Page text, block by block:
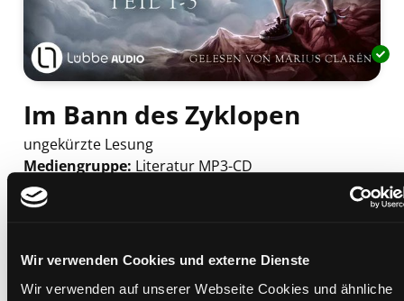
Wir verwenden Cookies und externe Dienste
Wir verwenden auf unserer Webseite Cookies und ähnliche
Im Bann des Zyklopen
ungekürzte Lesung
Mediengruppe: Literatur MP3-CD
Verfasser:
Mehr Informationen ein-/ausblenden